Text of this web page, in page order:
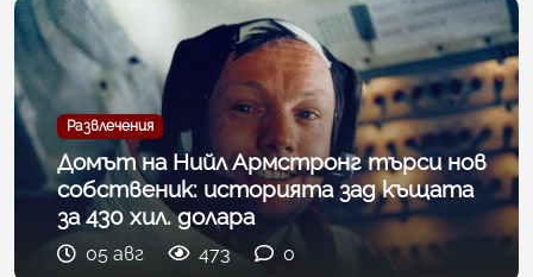
Развлечения
Домът на Нийл Армстронг търси нов
собственик: историята зад къщата
за 430 хил. долара
05 авг 473 0